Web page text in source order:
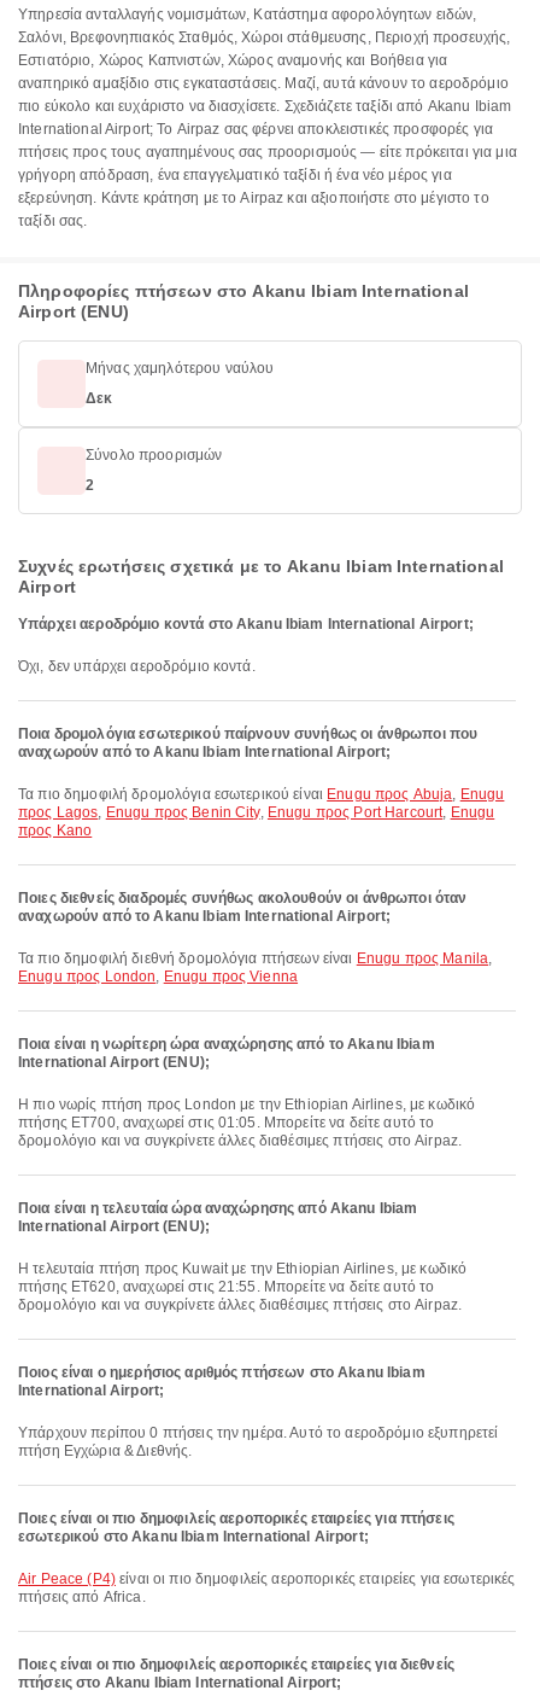
Υπηρεσία ανταλλαγής νομισμάτων, Κατάστημα αφορολόγητων ειδών,
Σαλόνι, Βρεφονηπιακός Σταθμός, Χώροι στάθμευσης, Περιοχή προσευχής,
Εστιατόριο, Χώρος Καπνιστών, Χώρος αναμονής και Βοήθεια για
αναπηρικό αμαξίδιο στις εγκαταστάσεις. Μαζί, αυτά κάνουν το αεροδρόμιο
πιο εύκολο και ευχάριστο να διασχίσετε. Σχεδιάζετε ταξίδι από Akanu Ibiam
International Airport; Το Airpaz σας φέρνει αποκλειστικές προσφορές για
πτήσεις προς τους αγαπημένους σας προορισμούς — είτε πρόκειται για μια
γρήγορη απόδραση, ένα επαγγελματικό ταξίδι ή ένα νέο μέρος για
εξερεύνηση. Κάντε κράτηση με το Airpaz και αξιοποιήστε στο μέγιστο το
ταξίδι σας.
Πληροφορίες πτήσεων στο Akanu Ibiam International
Airport (ENU)
Μήνας χαμηλότερου ναύλου
Δεκ
Σύνολο προορισμών
2
Συχνές ερωτήσεις σχετικά με το Akanu Ibiam International
Airport
Υπάρχει αεροδρόμιο κοντά στο Akanu Ibiam International Airport;
Όχι, δεν υπάρχει αεροδρόμιο κοντά.
Ποια δρομολόγια εσωτερικού παίρνουν συνήθως οι άνθρωποι που
αναχωρούν από το Akanu Ibiam International Airport;
Τα πιο δημοφιλή δρομολόγια εσωτερικού είναι Enugu προς Abuja, Enugu
προς Lagos, Enugu προς Benin City, Enugu προς Port Harcourt, Enugu
προς Kano
Ποιες διεθνείς διαδρομές συνήθως ακολουθούν οι άνθρωποι όταν
αναχωρούν από το Akanu Ibiam International Airport;
Τα πιο δημοφιλή διεθνή δρομολόγια πτήσεων είναι Enugu προς Manila,
Enugu προς London, Enugu προς Vienna
Ποια είναι η νωρίτερη ώρα αναχώρησης από το Akanu Ibiam
International Airport (ENU);
Η πιο νωρίς πτήση προς London με την Ethiopian Airlines, με κωδικό
πτήσης ET700, αναχωρεί στις 01:05. Μπορείτε να δείτε αυτό το
δρομολόγιο και να συγκρίνετε άλλες διαθέσιμες πτήσεις στο Airpaz.
Ποια είναι η τελευταία ώρα αναχώρησης από Akanu Ibiam
International Airport (ENU);
Η τελευταία πτήση προς Kuwait με την Ethiopian Airlines, με κωδικό
πτήσης ET620, αναχωρεί στις 21:55. Μπορείτε να δείτε αυτό το
δρομολόγιο και να συγκρίνετε άλλες διαθέσιμες πτήσεις στο Airpaz.
Ποιος είναι ο ημερήσιος αριθμός πτήσεων στο Akanu Ibiam
International Airport;
Υπάρχουν περίπου 0 πτήσεις την ημέρα. Αυτό το αεροδρόμιο εξυπηρετεί
πτήση Εγχώρια & Διεθνής.
Ποιες είναι οι πιο δημοφιλείς αεροπορικές εταιρείες για πτήσεις
εσωτερικού στο Akanu Ibiam International Airport;
Air Peace (P4)είναι οι πιο δημοφιλείς αεροπορικές εταιρείες για εσωτερικές
πτήσεις από Africa.
Ποιες είναι οι πιο δημοφιλείς αεροπορικές εταιρείες για διεθνείς
πτήσεις στο Akanu Ibiam International Airport;